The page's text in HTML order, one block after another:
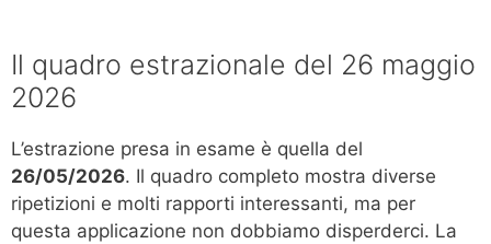
Il quadro estrazionale del 26 maggio
2026
L’estrazione presa in esame è quella del
26/05/2026. Il quadro completo mostra diverse
ripetizioni e molti rapporti interessanti, ma per
questa applicazione non dobbiamo disperderci. La